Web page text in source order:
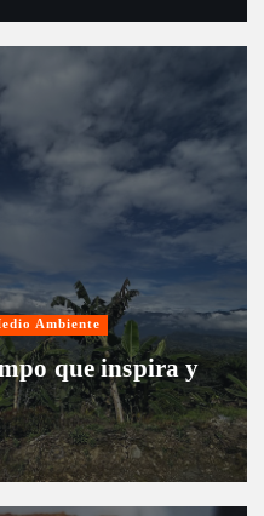
Ambiente
que inspira y